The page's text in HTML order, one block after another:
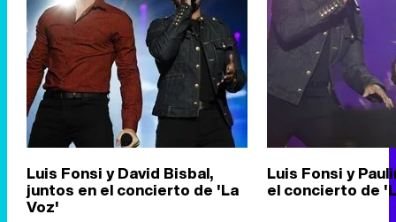
Luis Fonsi y David Bisbal,
juntos en el concierto de 'La
Voz'
Luis Fonsi y
el concierto de